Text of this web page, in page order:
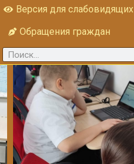
Версия для слабовидящих
Обращения граждан